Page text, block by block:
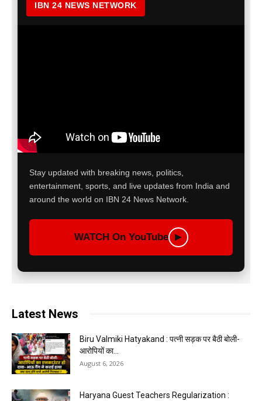
IBN 24 NEWS NETWORK
Stay updated with breaking news, politics,
entertainment, sports, and live updates from India and
around the world on IBN 24 News Network.
WATCH On YouTube ▶
Latest News
Biru Valmiki Hatyakand : पत्नी सड़क पर बैठी बोली-
आरोपियों का...
August 6, 2026
Haryana Guest Teachers Regularization :